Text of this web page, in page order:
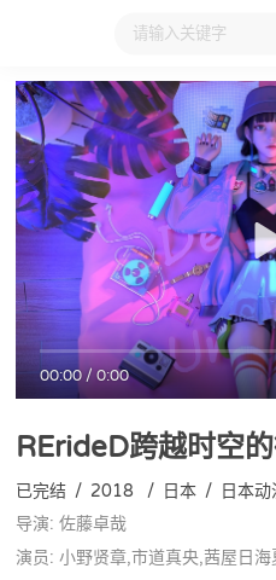
大家在看 日本动漫 国
00:00/0:00
RErideD跨越时空
已完结 / 2018 / 日本 / 日本动
导演: 佐藤卓哉
演员: 小野贤章,市道真央,茜屋日海